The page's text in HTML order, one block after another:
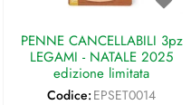
PENNE CANCELLABILI 3pz
LEGAMI - NATALE 2025
edizione limitata
Codice: EPSET0014